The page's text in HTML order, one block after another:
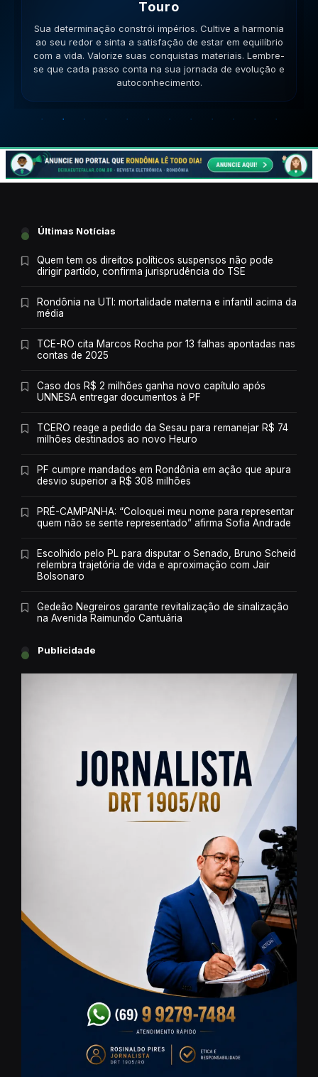
Gemeos
Sua habilidade manual pode ser útil. Conecte-se com
pessoas que compartilham seus ideais e veja como a
colaboração gera frutos. Esteja aberto a novas ideias.
Lembre-se que cada passo conta na sua jornada de
evolução e autoconhecimento.
Últimas Notícias
Quem tem os direitos políticos suspensos não pode
dirigir partido, confirma jurisprudência do TSE
Rondônia na UTI: mortalidade materna e infantil acima da
média
TCE-RO cita Marcos Rocha por 13 falhas apontadas nas
contas de 2025
Caso dos R$ 2 milhões ganha novo capítulo após
UNNESA entregar documentos à PF
TCERO reage a pedido da Sesau para remanejar R$ 74
milhões destinados ao novo Heuro
PF cumpre mandados em Rondônia em ação que apura
desvio superior a R$ 308 milhões
PRÉ-CAMPANHA: “Coloquei meu nome para representar
quem não se sente representado” afirma Sofia Andrade
Escolhido pelo PL para disputar o Senado, Bruno Scheid
relembra trajetória de vida e aproximação com Jair
Bolsonaro
Gedeão Negreiros garante revitalização de sinalização
na Avenida Raimundo Cantuária
Publicidade